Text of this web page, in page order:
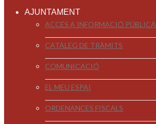
AJUNTAMENT
ACCÉS A INFORMACIÓ PÚBLICA
CATÀLEG DE TRÀMITS
COMUNICACIÓ
EL MEU ESPAI
ORDENANCES FISCALS